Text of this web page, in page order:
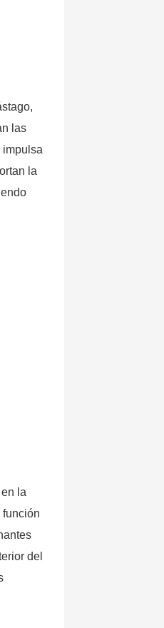
las
impulsa
la
la
función
del